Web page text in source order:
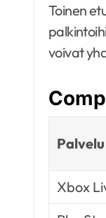
Toinen
voivat
Palvelu
Xbox